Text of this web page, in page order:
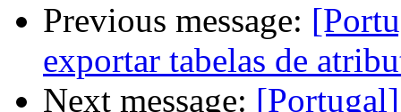
Previous message:
exportar tabelas de
Next message: